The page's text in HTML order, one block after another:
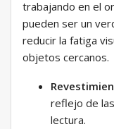
trabajando en el
pueden ser un
reducir la fatiga
objetos cercanos.
reflejo de
lectura.